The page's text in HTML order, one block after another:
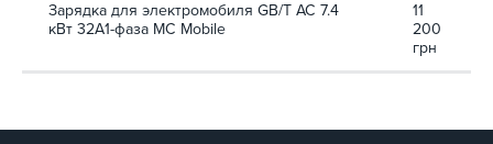
Зарядка для электромобиля GB/T AC 7.4
кВт 32A1-фаза MC Mobile
11
200
грн